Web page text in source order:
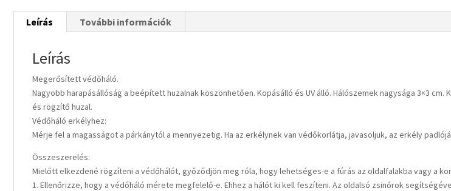
Leírás További információk
Leírás
Megerősített védőháló.
Nagyobb harapásállóság a beépített huzalnak köszönhetően. Kopásálló és UV álló. Hálószemek nagysága 3×3
és rögzítő huzal.
Védőháló erkélyhez:
Mérje fel a magasságot a párkánytól a mennyezetig. Ha az erkélynek van védőkorlátja, javasoljuk, az erkély
Összeszerelés:
Mielőtt elkezdené rögzíteni a védőhálót, győződjön meg róla, hogy lehetséges-e a fúrás az oldalfalakba vagy a
1. Ellenőrizze, hogy a védőháló mérete megfelelő-e. Ehhez a hálót ki kell feszíteni. Az oldalsó zsinórok